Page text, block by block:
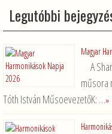
Legutóbbi
Magyar
A
műsora
Tóth István MűsoevezetőK: …»